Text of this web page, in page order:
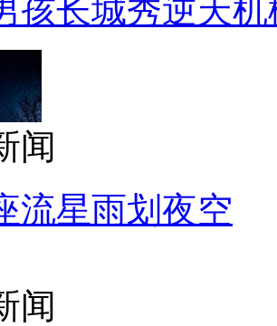
孩长城秀逆天机
闻
流星雨划夜空
闻